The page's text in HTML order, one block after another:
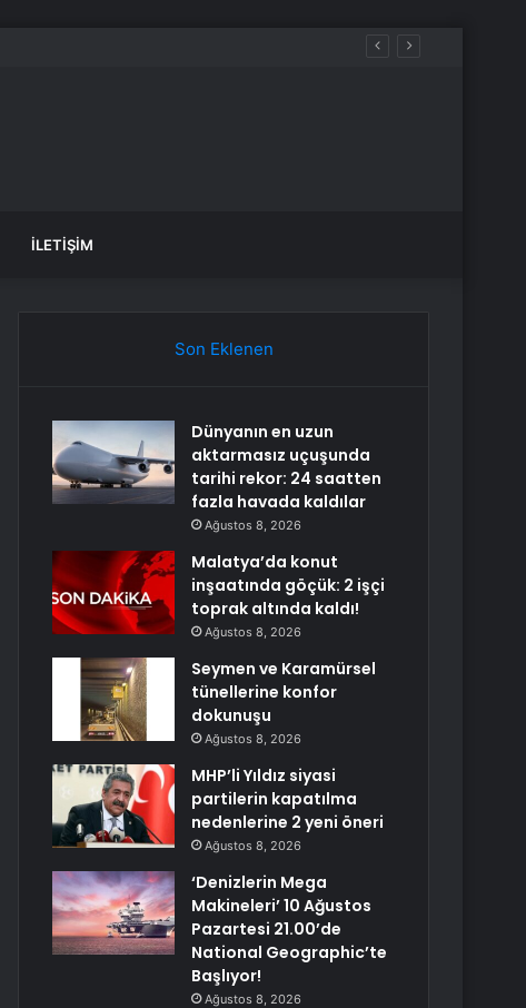
İLETIŞIM
Son Eklenen
Dünyanın en uzun
aktarmasız uçuşunda
tarihi rekor: 24 saatten
fazla havada kaldılar
Ağustos 8, 2026
Malatya’da konut
inşaatında göçük: 2 işçi
toprak altında kaldı!
Ağustos 8, 2026
Seymen ve Karamürsel
tünellerine konfor
dokunuşu
Ağustos 8, 2026
MHP’li Yıldız siyasi
partilerin kapatılma
nedenlerine 2 yeni öneri
Ağustos 8, 2026
‘Denizlerin Mega
Makineleri’ 10 Ağustos
Pazartesi 21.00’de
National Geographic’te
Başlıyor!
Ağustos 8, 2026